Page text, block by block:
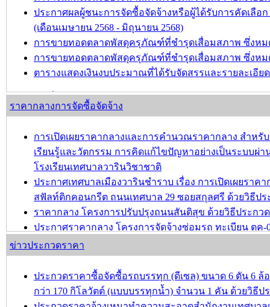
บทความ อื่นๆ ...
ประกาศผลผู้ชนะการจัดซื้อจัดจ้างหรือผู้ได้รับการคัดเลื
(เดือนเมษายน 2568 - มิถุนายน 2568)
การขายทอดตลาดพัสดุครุภัณฑ์ที่ชำรุดเสื่อมสภาพ ซึ่งหม
การขายทอดตลาดพัสดุครุภัณฑ์ที่ชำรุดเสื่อมสภาพ ซึ่งหม
ตารางแสดงเงินงบประมาณที่ได้รับจัดสรรและรายละเอี
บทความ อื่นๆ ...
ราคากลางการจัดซื้อจัดจ้าง
การเปิดเผยราคากลางและการคำนวณราคากลาง สำห
เรียนรู้และวัตกรรม การคิดแก้ไขปัญหาอย่างเป็นระบบผ่า
โรงเรียนเทศบาลวารินวิชาชาติ
ประกาศเทศบาลเมืองวารินชำราบ เรื่อง การเปิดเผยรา
สฟัลท์ติกคอนกรีต ถนนเทศบาล 29 ซอยสกุลศรี ด้วยวิธีปร
ราคากลาง โครงการปรับปรุงถนนสันติสุข ด้วยวิธีประกวด
ประกาศราคากลาง โครงการจัดจ้างซ่อมรถ ทะเบียน ตค-
ประกาศราคากลาง โครงการปรับปรุงชุมชนชลประทา
ข่าวประกวดราคา
ประกวดราคาซื้อจัดซื้อรถบรรทุก (ดีเซล) ขนาด 6 ตัน 6 ล้
กว่า 170 กิโลวัตต์ (แบบบรรทุกน้ำ) จำนวน 1 คัน ด้วยวิธีป